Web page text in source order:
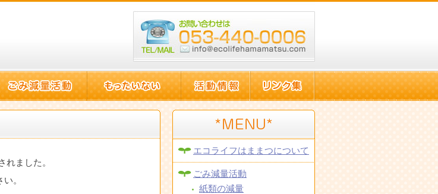
ました。
。
エコライフはままつについて
ごみ減量活動
紙類の減量